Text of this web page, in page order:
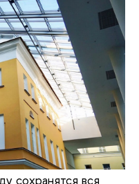
сохранятся вся